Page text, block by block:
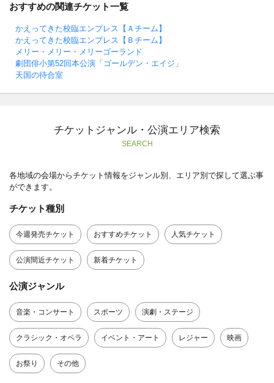
おすすめの関連チケット一覧
かえってきた校臨エンプレス【Ａチーム】
かえってきた校臨エンプレス【Ｂチーム】
メリー・メリー・メリーゴーランド
劇団俳小第52回本公演「ゴールデン・エイジ」
天国の待合室
チケットジャンル・公演エリア検索
SEARCH
各地域の会場からチケット情報をジャンル別、エリア別で探して選ぶ事
ができます。
チケット種別
今週発売チケット おすすめチケット 人気チケット
公演間近チケット 新着チケット
公演ジャンル
音楽・コンサート スポーツ 演劇・ステージ
クラシック・オペラ イベント・アート レジャー 映画
お祭り その他